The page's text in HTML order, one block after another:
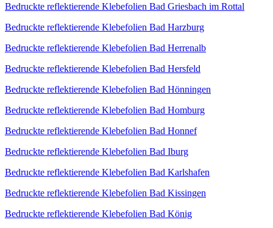
Bedruckte reflektierende Klebefolien Bad Griesbach im Rottal
Bedruckte reflektierende Klebefolien Bad Harzburg
Bedruckte reflektierende Klebefolien Bad Herrenalb
Bedruckte reflektierende Klebefolien Bad Hersfeld
Bedruckte reflektierende Klebefolien Bad Hönningen
Bedruckte reflektierende Klebefolien Bad Homburg
Bedruckte reflektierende Klebefolien Bad Honnef
Bedruckte reflektierende Klebefolien Bad Iburg
Bedruckte reflektierende Klebefolien Bad Karlshafen
Bedruckte reflektierende Klebefolien Bad Kissingen
Bedruckte reflektierende Klebefolien Bad König